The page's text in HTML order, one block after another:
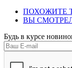
ПОХОЖИТЕ
ВЫ
Будь в курсе